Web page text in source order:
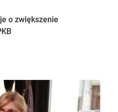
o zwiększenie